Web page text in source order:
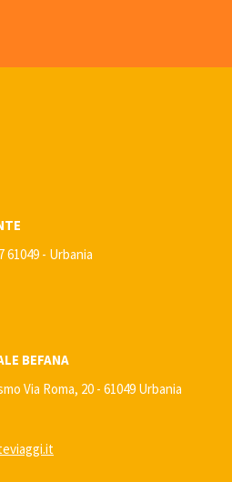
61049 - Urbania
BEFANA
Via Roma, 20 - 61049 Urbania